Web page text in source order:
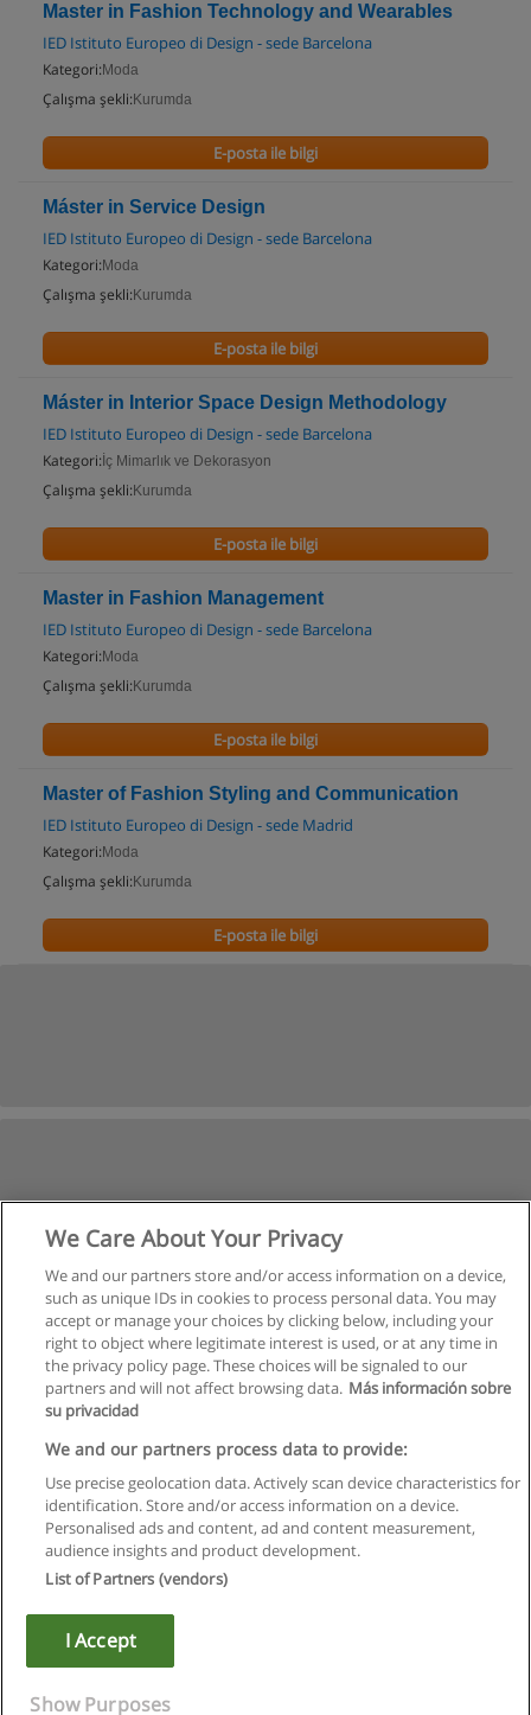
Master in Fashion Technology and Wearables
IED Istituto Europeo di Design - sede Barcelona
Kategori: Moda
Çalışma şekli: Kurumda
E-posta ile bilgi
Máster in Service Design
IED Istituto Europeo di Design - sede Barcelona
Kategori: Moda
Çalışma şekli: Kurumda
E-posta ile bilgi
Máster in Interior Space Design Methodology
IED Istituto Europeo di Design - sede Barcelona
Kategori: İç Mimarlık ve Dekorasyon
Çalışma şekli: Kurumda
E-posta ile bilgi
Master in Fashion Management
IED Istituto Europeo di Design - sede Barcelona
Kategori: Moda
Çalışma şekli: Kurumda
E-posta ile bilgi
Master of Fashion Styling and Communication
IED Istituto Europeo di Design - sede Madrid
Kategori: Moda
Çalışma şekli: Kurumda
E-posta ile bilgi
Kullanım koşulları
Gizlilik politikası
Copyright © Educaedu Business S.L. - CIF : B-95610580: -
We Care About Your Privacy
We and our partners store and/or access information on a device,
such as unique IDs in cookies to process personal data. You may
accept or manage your choices by clicking below, including your
right to object where legitimate interest is used, or at any time in
the privacy policy page. These choices will be signaled to our
partners and will not affect browsing data. Más información sobre
su privacidad
We and our partners process data to provide:
Use precise geolocation data. Actively scan device characteristics for
identification. Store and/or access information on a device.
Personalised ads and content, ad and content measurement,
audience insights and product development.
List of Partners (vendors)
I Accept
Show Purposes